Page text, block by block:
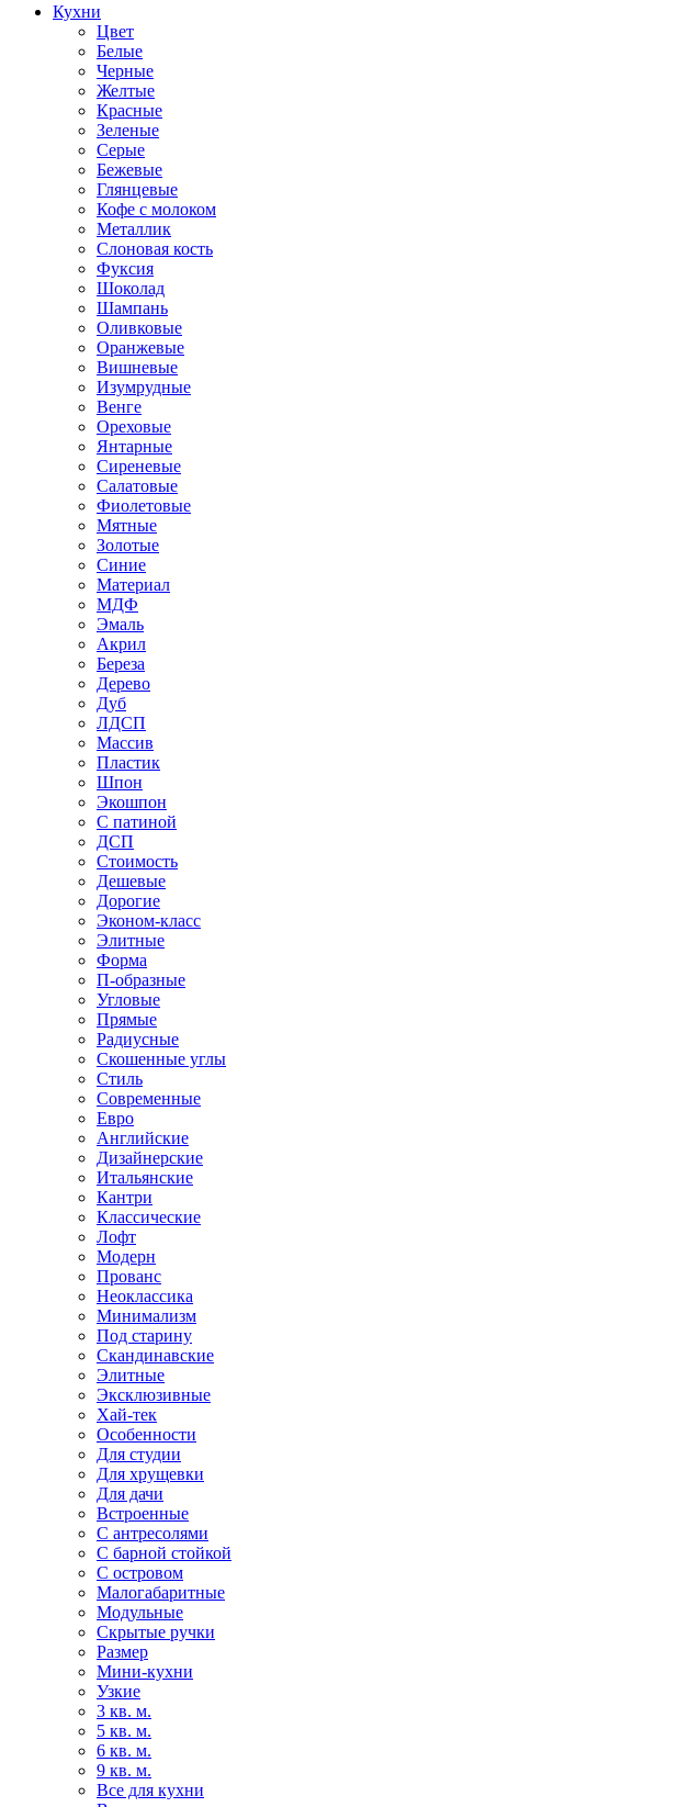
Кухни
Цвет
Белые
Черные
Желтые
Красные
Зеленые
Серые
Бежевые
Глянцевые
Кофе с молоком
Металлик
Слоновая кость
Фуксия
Шоколад
Шампань
Оливковые
Оранжевые
Вишневые
Изумрудные
Венге
Ореховые
Янтарные
Сиреневые
Салатовые
Фиолетовые
Мятные
Золотые
Синие
Материал
МДФ
Эмаль
Акрил
Береза
Дерево
Дуб
ЛДСП
Массив
Пластик
Шпон
Экошпон
С патиной
ДСП
Стоимость
Дешевые
Дорогие
Эконом-класс
Элитные
Форма
П-образные
Угловые
Прямые
Радиусные
Скошенные углы
Стиль
Современные
Евро
Английские
Дизайнерские
Итальянские
Кантри
Классические
Лофт
Модерн
Прованс
Неоклассика
Минимализм
Под старину
Скандинавские
Элитные
Эксклюзивные
Хай-тек
Особенности
Для студии
Для хрущевки
Для дачи
Встроенные
С антресолями
С барной стойкой
С островом
Малогабаритные
Модульные
Скрытые ручки
Размер
Мини-кухни
Узкие
3 кв. м.
5 кв. м.
6 кв. м.
9 кв. м.
Все для кухни